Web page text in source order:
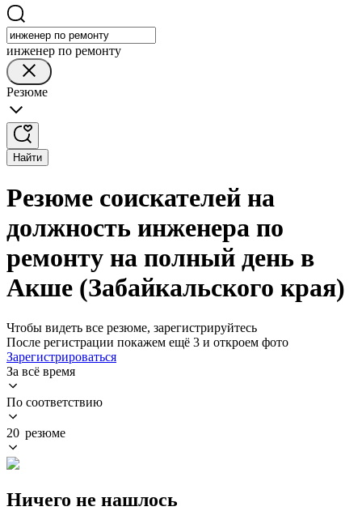
инженер по ремонту
Резюме
Найти
Резюме соискателей на
должность инженера по
ремонту на полный день в
Акше (Забайкальского края)
Чтобы видеть все резюме, зарегистрируйтесь
После регистрации покажем ещё 3 и откроем фото
Зарегистрироваться
За всё время
По соответствию
20 резюме
Ничего не нашлось